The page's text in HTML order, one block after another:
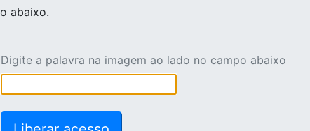
abaixo.
Digite a palavra na imagem ao lado no campo abaixo